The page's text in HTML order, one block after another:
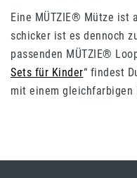
Eine MÜTZIE® Mütze ist
schicker ist es dennoch
passenden MÜTZIE®
Sets für Kinder“ findest
mit einem gleichfarbigen